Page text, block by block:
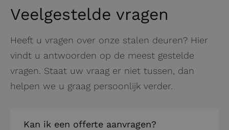
Veelgestelde vragen
Heeft u vragen over onze stalen deuren? Hier
vindt u antwoorden op de meest gestelde
vragen. Staat uw vraag er niet tussen, dan
helpen we u graag persoonlijk verder.
Kan ik een offerte aanvragen?